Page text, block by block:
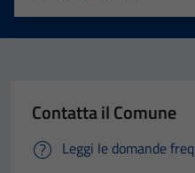
Valuta 5
Valuta 4 stelle
Valuta 3 stelle su 5
Valuta 2 stelle su 5
Valuta 1 stelle su 5
Contatta il Comune
Leggi le domande